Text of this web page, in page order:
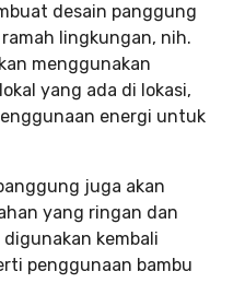
desain panggung
lingkungan, nih.
menggunakan
yang ada di lokasi,
energi untuk
juga akan
yang ringan dan
kembali
penggunaan bambu